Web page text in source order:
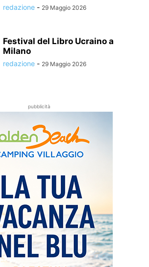
redazione - 29 Maggio 2026
Festival del Libro Ucraino a
Milano
redazione - 29 Maggio 2026
pubblicità